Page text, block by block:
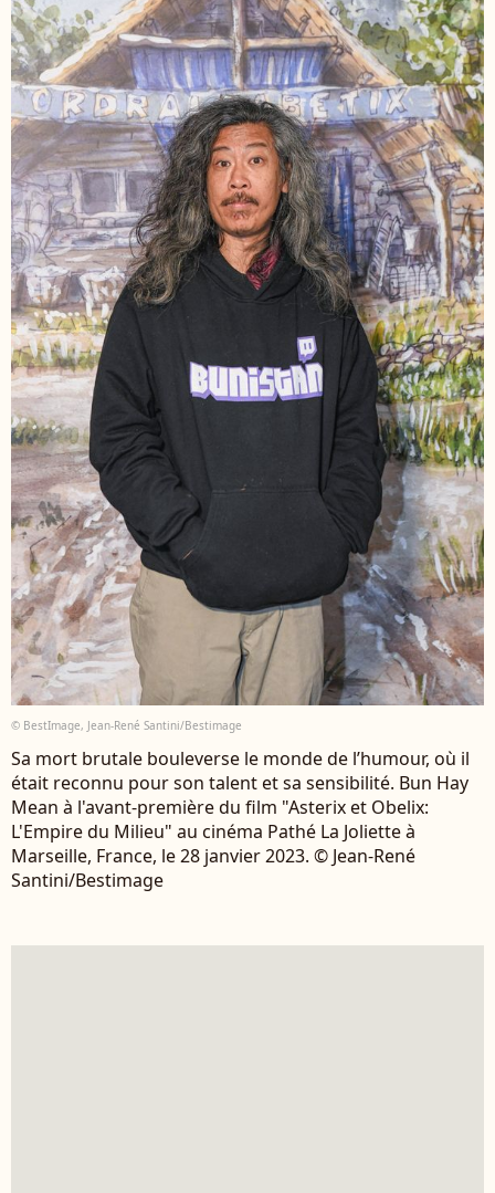
© BestImage, Jean-René Santini/Bestimage
Sa mort brutale bouleverse le monde de l’humour, où il
était reconnu pour son talent et sa sensibilité. Bun Hay
Mean à l'avant-première du film "Asterix et Obelix:
L'Empire du Milieu" au cinéma Pathé La Joliette à
Marseille, France, le 28 janvier 2023. © Jean-René
Santini/Bestimage